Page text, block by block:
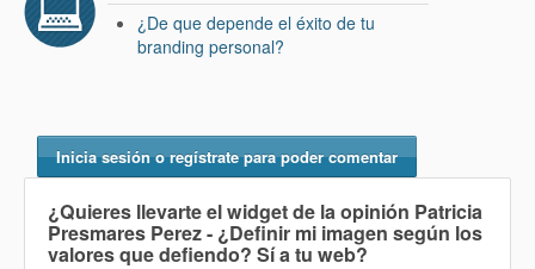
¿De que depende el éxito de tu
branding personal?
Inicia sesión o regístrate para poder comentar
¿Quieres llevarte el widget de la opinión Patricia
Presmares Perez - ¿Definir mi imagen según los
valores que defiendo? Sía tu web?